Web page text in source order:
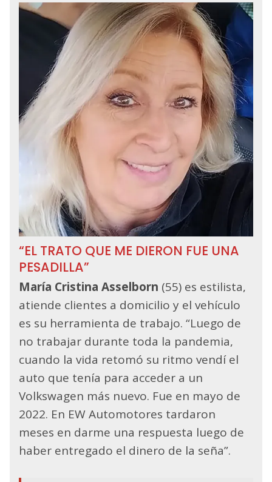
“EL TRATO QUE ME DIERON FUE UNA
PESADILLA”
María Cristina Asselborn (55) es estilista,
atiende clientes a domicilio y el vehículo
es su herramienta de trabajo. “Luego de
no trabajar durante toda la pandemia,
cuando la vida retomó su ritmo vendí el
auto que tenía para acceder a un
Volkswagen más nuevo. Fue en mayo de
2022. En EW Automotores tardaron
meses en darme una respuesta luego de
haber entregado el dinero de la seña”.